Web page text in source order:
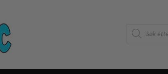
Products
search